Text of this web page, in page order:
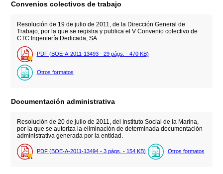
Convenios colectivos de trabajo
Resolución de 19 de julio de 2011, de la Dirección General de
Trabajo, por la que se registra y publica el V Convenio colectivo de
CTC Ingeniería Dedicada, SA.
PDF (BOE-A-2011-13493 - 29 págs. - 470 KB)
Otros formatos
Documentación administrativa
Resolución de 20 de julio de 2011, del Instituto Social de la Marina,
por la que se autoriza la eliminación de determinada documentación
administrativa generada por la entidad.
PDF (BOE-A-2011-13494 - 3 págs. - 154 KB) Otros formatos